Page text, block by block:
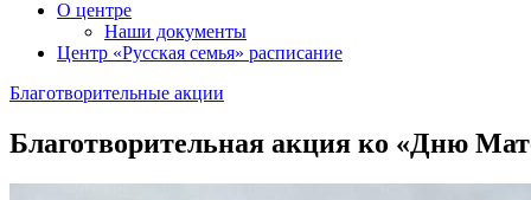
О центре
Наши документы
Центр «Русская семья» расписание
Благотворительные акции
Благотворительная акция ко «Дню